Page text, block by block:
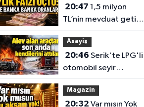
20:47 1,5 milyon
TL’nin mevduat getirisi
değişti
Asayiş
20:46 Serik'te LPG'li
otomobil seyir
halindeyken alev aldı
Magazin
20:32 Var mısın Yok